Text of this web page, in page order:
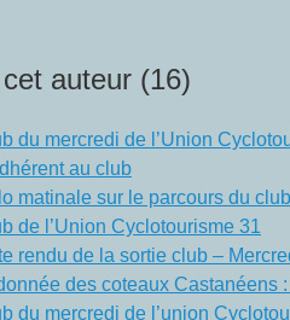
auteur (16)
du mercredi de l’Union
au club
matinale sur le parcours du
de l’Union Cyclotourisme 31
rendu de la sortie club –
des coteaux Castanéens
du mercredi de l’union